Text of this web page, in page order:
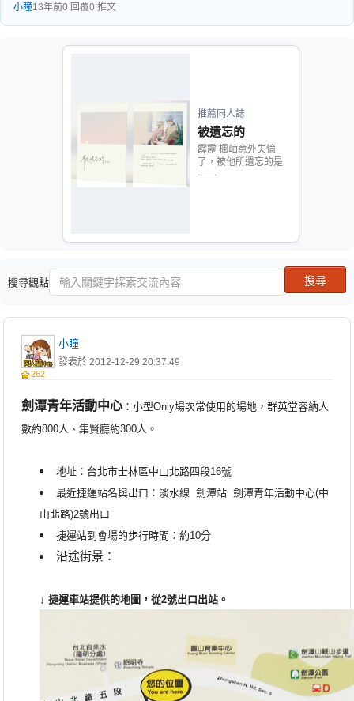
會員中心
小瞳13年前0 回覆0 推文
推薦同人誌
被遺忘的
霹靂 楓岫意外失憶
了，被他所遺忘的是
——
搜尋觀點
262
小瞳
發表於 2012-12-29 20:37:49
劍潭青年活動中心 ：小型Only場次常使用的場地，群英堂容納人
數約800人、集賢廳約300人 。
地址 ： 台北市士林區中山北路四段16號
最近捷運站名與出口：淡水線 劍潭站 劍潭青年活動中心(中
山北路)2號出口
捷運站到會場的步行時間：約10分
沿途街景：
↓ 捷運車站提供的地圖，從2號出口出站。